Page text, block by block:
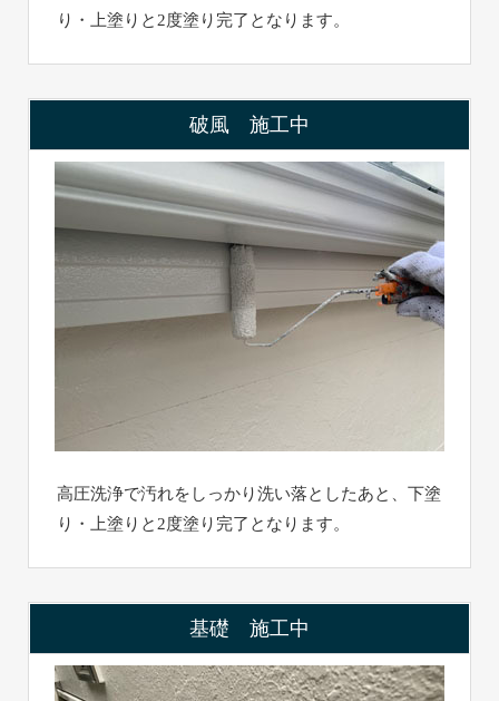
り・上塗りと2度塗り完了となります。
破風 施工中
高圧洗浄で汚れをしっかり洗い落としたあと、下塗
り・上塗りと2度塗り完了となります。
基礎 施工中